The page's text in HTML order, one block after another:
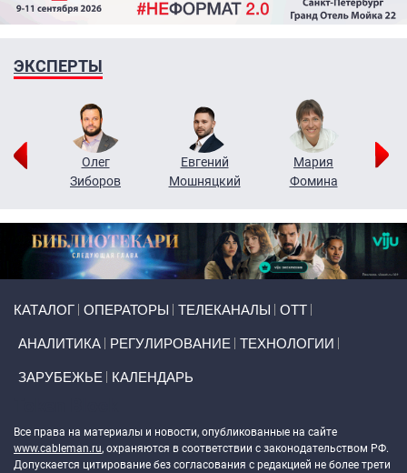
ЭКСПЕРТЫ
Олег
Зиборов
Евгений
Мошняцкий
Мария
Фомина
КАТАЛОГ ОПЕРАТОРЫ ТЕЛЕКАНАЛЫ ОТТ
АНАЛИТИКА РЕГУЛИРОВАНИЕ ТЕХНОЛОГИИ
ЗАРУБЕЖЬЕ КАЛЕНДАРЬ
Все права на материалы и новости, опубликованные на сайте
www.cableman.ru, охраняются в соответствии с законодательством РФ.
Допускается цитирование без согласования с редакцией не более трети